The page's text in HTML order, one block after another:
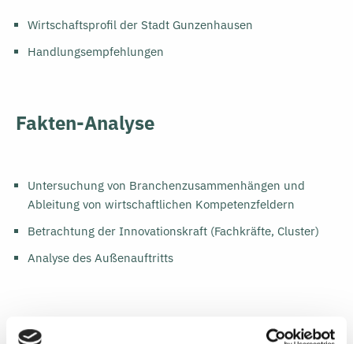
Wirtschaftsprofil der Stadt Gunzenhausen
Handlungsempfehlungen
Fakten-Analyse
Untersuchung von Branchenzusammenhängen und
Ableitung von wirtschaftlichen Kompetenzfeldern
Betrachtung der Innovationskraft (Fachkräfte, Cluster)
Analyse des Außenauftritts